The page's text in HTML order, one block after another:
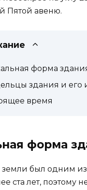
Пятой авеню.
форма
здания и его
время
форма
земли был одним
ста лет, поэтому